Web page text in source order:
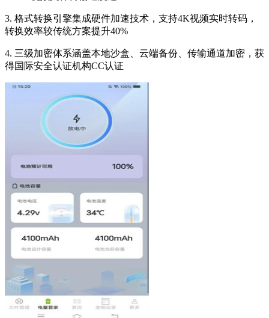
3. 格式转换引擎集成硬件加速技术，支持4K视频实时转码，
转换效率较传统方案提升40%
4. 三级加密体系涵盖本地沙盒、云端备份、传输通道加密，获
得国际安全认证机构CC认证